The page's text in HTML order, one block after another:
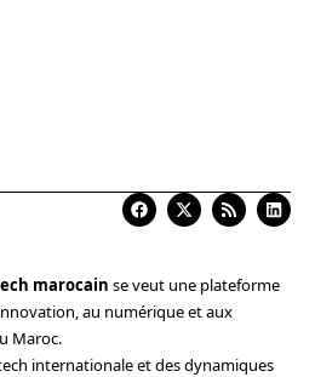
marocain se veut une plateforme
au numérique et aux
Maroc.
internationale et des dynamiques